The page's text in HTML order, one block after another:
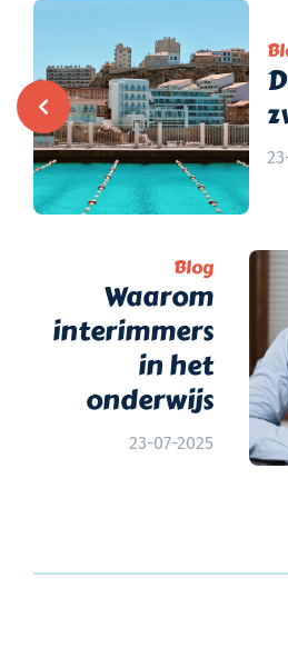
Blog
Waarom
interimmers
in het
onderwijs
23-07-2025